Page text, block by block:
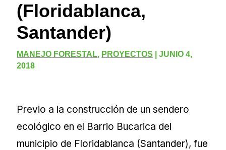
(Floridablanca,
Santander)
MANEJO FORESTAL, PROYECTOS |JUNIO 4,
2018
Previo a la construcción de un sendero
ecológico en el Barrio Bucarica del
municipio de Floridablanca (Santander), fue